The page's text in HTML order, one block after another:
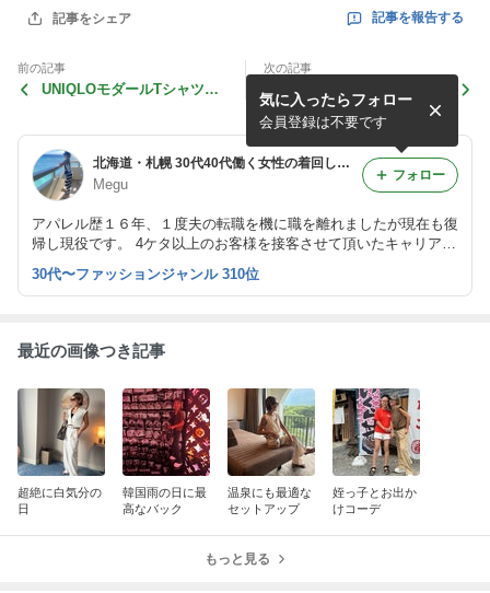
記事をシェア 記事を報告する
前の記事
UNIQLOモダールTシャツで
次の記事
ほぼ全身ZARAで寒い日の白
✖️ベージュコーデ
北海道・札幌 30代40代働く女性の着回しコーディネートファッションアドバイス
Megu
アパレル歴１６年、１度夫の転職を機に職を離れましたが現在も復
帰し現役です。 4ケタ以上のお客様を接客させて頂いたキャリアを
きたいです。
気に入ったらフォロー
会員登録は不要です
フォロー
30代〜ファッションジャンル 310位
最近の画像つき記事
超絶に白気分の
日
韓国雨の日に最
高なバック
温泉にも最適な
セットアップ
姪っ子とお出か
けコーデ
もっと見る